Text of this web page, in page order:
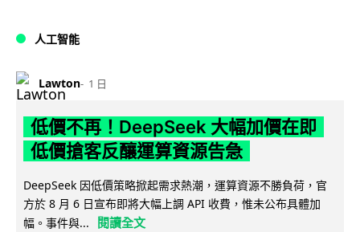
人工智能
Lawton 1 日
低價不再！DeepSeek 大幅加價在即
低價搶客反釀運算資源告急
DeepSeek 因低價策略掀起需求熱潮，運算資源不勝負荷，官
方於 8 月 6 日宣布即將大幅上調 API 收費，惟未公布具體加
幅。事件與...
閱讀全文